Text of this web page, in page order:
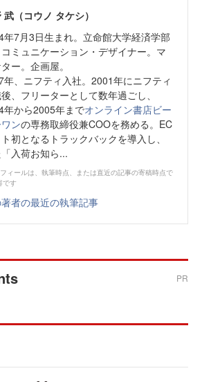
武（コウノ タケシ）
年7月3日生まれ。立命館大学経済学部
ミュニケーション・デザイナー。マ
ー。企画屋。
年、ニフティ入社。2001年にニフティ
、フリーターとして数年過ごし、
年から2005年までオンライン書店ビー
ンの専務取締役兼COOを務める。EC
初となるトラックバックを導入し、
入荷お知ら...
ィールは、執筆時点、または直近の記事の寄稿時点で
です
者の最近の執筆記事
PR